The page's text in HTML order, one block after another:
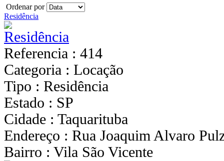
Ordenar por
Residência
Referencia : 414
Categoria : Locação
Tipo : Residência
Estado : SP
Cidade : Taquarituba
Endereço : Rua Joaquim Alvaro
Bairro : Vila São Vicente